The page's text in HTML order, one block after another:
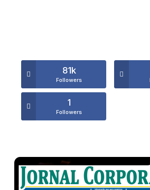
81k
Followers
1
Followers